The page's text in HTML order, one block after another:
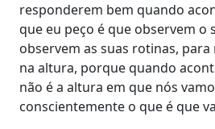
responderem bem quando
que eu peço é que observem o
observem as suas rotinas,
na altura, porque quando
não é a altura em que nós
conscientemente o que é que